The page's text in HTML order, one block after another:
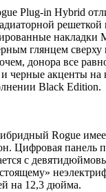
Plug-in Hybrid
решеткой
накладки
глянцем сверху
донора все
черные акценты на
Black Edition.
Rogue
Цифровая панель
с
на 12,3 дюйма.